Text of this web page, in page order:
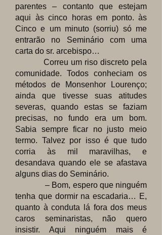
parentes – contanto que estejam
aqui às cinco horas em ponto. às
Cinco e um minuto (sorriu) só me
entrarão no Seminário com uma
carta do sr. arcebispo…
Correu um riso discreto pela
comunidade. Todos conheciam os
métodos de Monsenhor Lourenço;
ainda que tivesse suas atitudes
severas, quando estas se faziam
precisas, no fundo era um bom.
Sabia sempre ficar no justo meio
termo. Talvez por isso é que tudo
corria às mil maravilhas, e
desandava quando ele se afastava
alguns dias do Seminário.
– Bom, espero que ninguém
tenha que dormir na escadaria… E,
quanto à conduta lá fora dos meus
caros seminaristas, não quero
insistir. Aqui ninguém mais é